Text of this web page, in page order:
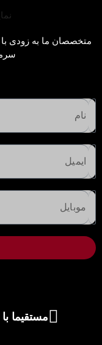
متخصصان ما به زودی
مستقیما